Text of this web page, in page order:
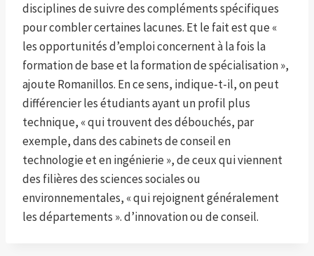
disciplines de suivre des compléments spécifiques
pour combler certaines lacunes. Et le fait est que «
les opportunités d’emploi concernent à la fois la
formation de base et la formation de spécialisation »,
ajoute Romanillos. En ce sens, indique-t-il, on peut
différencier les étudiants ayant un profil plus
technique, « qui trouvent des débouchés, par
exemple, dans des cabinets de conseil en
technologie et en ingénierie », de ceux qui viennent
des filières des sciences sociales ou
environnementales, « qui rejoignent généralement
les départements ». d’innovation ou de conseil.